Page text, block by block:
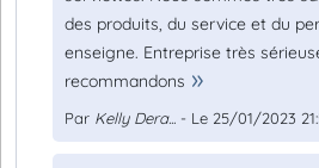
des produits, du service et du
enseigne. Entreprise très
recommandons
Par Kelly Dera... - Le 25/01/2023